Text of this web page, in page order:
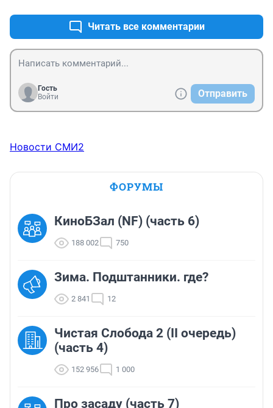
Читать все комментарии
Гость
Войти
Отправить
Новости СМИ2
ФОРУМЫ
КиноБЗал (NF) (часть 6)
188 002 750
Зима. Подштанники. где?
2 841 12
Чистая Слобода 2 (II очередь)
(часть 4)
152 956 1 000
Про засаду (часть 7)